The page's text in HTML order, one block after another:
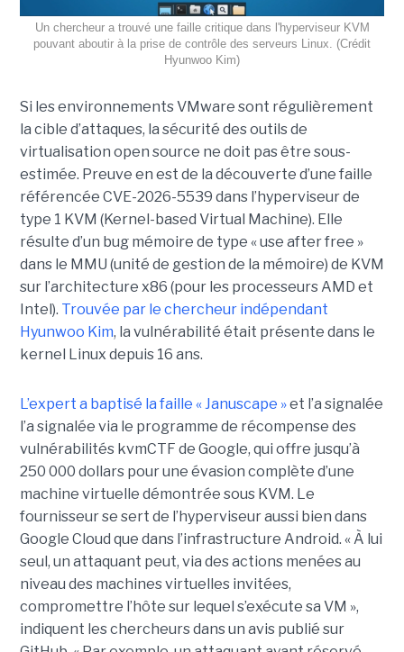
Un chercheur a trouvé une faille critique dans l'hyperviseur KVM
pouvant aboutir à la prise de contrôle des serveurs Linux. (Crédit
Hyunwoo Kim)
Si les environnements VMware sont régulièrement
la cible d’attaques, la sécurité des outils de
virtualisation open source ne doit pas être sous-
estimée. Preuve en est de la découverte d’une faille
référencée CVE-2026-5539 dans l’hyperviseur de
type 1 KVM (Kernel-based Virtual Machine). Elle
résulte d’un bug mémoire de type « use after free »
dans le MMU (unité de gestion de la mémoire) de KVM
sur l’architecture x86 (pour les processeurs AMD et
Intel). Trouvée par le chercheur indépendant
Hyunwoo Kim, la vulnérabilité était présente dans le
kernel Linux depuis 16 ans.
L’expert a baptisé la faille « Januscape »et l’a signalée
l’a signalée via le programme de récompense des
vulnérabilités kvmCTF de Google, qui offre jusqu’à
250 000 dollars pour une évasion complète d’une
machine virtuelle démontrée sous KVM. Le
fournisseur se sert de l’hyperviseur aussi bien dans
Google Cloud que dans l’infrastructure Android. « À lui
seul, un attaquant peut, via des actions menées au
niveau des machines virtuelles invitées,
compromettre l’hôte sur lequel s’exécute sa VM »,
indiquent les chercheurs dans un avis publié sur